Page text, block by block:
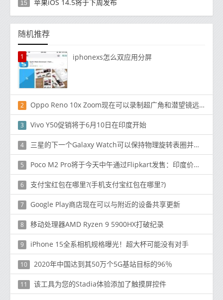
15 苹果iOS 14.5将于下周发布
随机推荐
1 iphonexs怎么双应用分屏
2 Oppo Reno 10x Zoom现在可以录制超广角和潜望镜远摄相机的视频
3 Vivo Y50促销将于6月10日在印度开始
4 三星的下一个Galaxy Watch可以保持物理旋转表圈并监控ECG和血压
5 Poco M2 Pro将于今天中午通过Flipkart发售：印度价格，规格
6 支付宝红包在哪里?(手机支付宝红包在哪里?)
7 Google Play商店现在可以与附近的设备共享更新
8 移动处理器AMD Ryzen 9 5900HX打破纪录
9 iPhone 15全系相机规格曝光！超大杯可能没有对手
10 2020年中国达到其50万个5G基站目标的96％
11 该工具为您的Stadia体验添加了触摸屏控件